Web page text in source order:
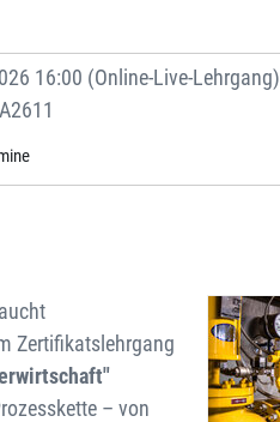
16:00 (Online-Live-Lehrgang)
Zertifikatslehrgang
– von